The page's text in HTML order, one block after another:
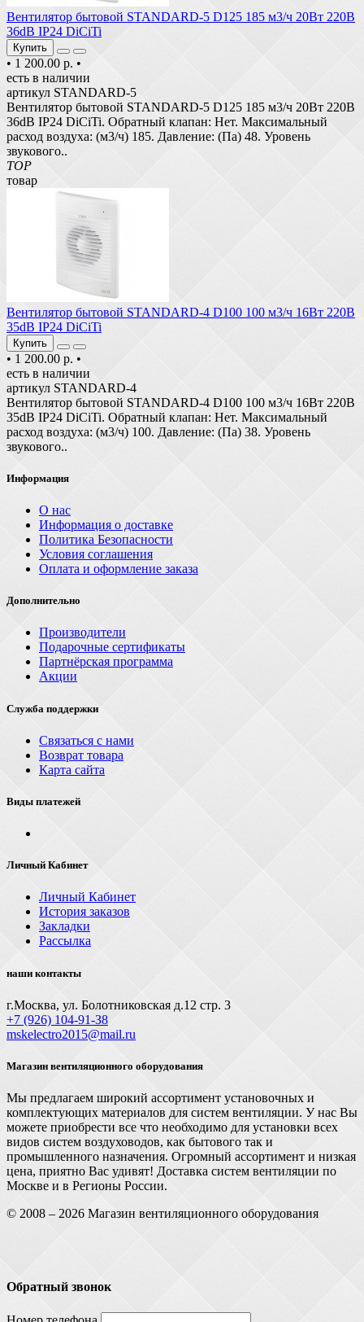
Вентилятор бытовой STANDARD-5 D125 185 м3/ч 20Вт 220В
36dB IP24 DiCiTi
Купить
• 1 200.00 р. •
есть в наличии
артикул STANDARD-5
Вентилятор бытовой STANDARD-5 D125 185 м3/ч 20Вт 220В
36dB IP24 DiCiTi. Обратный клапан: Нет. Максимальный
расход воздуха: (м3/ч) 185. Давление: (Па) 48. Уровень
звукового..
TOP
товар
Вентилятор бытовой STANDARD-4 D100 100 м3/ч 16Вт 220В
35dB IP24 DiCiTi
Купить
• 1 200.00 р. •
есть в наличии
артикул STANDARD-4
Вентилятор бытовой STANDARD-4 D100 100 м3/ч 16Вт 220В
35dB IP24 DiCiTi. Обратный клапан: Нет. Максимальный
расход воздуха: (м3/ч) 100. Давление: (Па) 38. Уровень
звукового..
Информация
О нас
Информация о доставке
Политика Безопасности
Условия соглашения
Оплата и оформление заказа
Дополнительно
Производители
Подарочные сертификаты
Партнёрская программа
Акции
Служба поддержки
Связаться с нами
Возврат товара
Карта сайта
Виды платежей
Личный Кабинет
Личный Кабинет
История заказов
Закладки
Рассылка
наши контакты
г.Москва, ул. Болотниковская д.12 стр. 3
+7 (926) 104-91-З8
mskelectro2015@mail.ru
Магазин вентиляционного оборудования
Мы предлагаем широкий ассортимент установочных и
комплектующих материалов для систем вентиляции. У нас Вы
можете приобрести все что необходимо для установки всех
видов систем воздуховодов, как бытового так и
промышленного назначения. Огромный ассортимент и низкая
цена, приятно Вас удивят! Доставка систем вентиляции по
Москве и в Регионы России.
© 2008 – 2026 Магазин вентиляционного оборудования
Обратный звонок